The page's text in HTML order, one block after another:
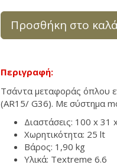
Προσθήκη στο
Περιγραφή:
Τσάντα μεταφοράς όπλου
(AR15/ G36). Με σύστημα
Διαστάσεις: 100 x 31
Χωρητικότητα: 25 lt
Βάρος: 1,90 kg
Υλικά: Textreme 6.6